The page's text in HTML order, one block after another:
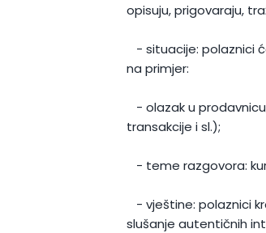
opisuju, prigovaraju,
- situacije: polaznici
na primjer:
- olazak u
transakcije i sl.);
- teme razgovora:
- vještine: polaznici
slušanje autentičnih